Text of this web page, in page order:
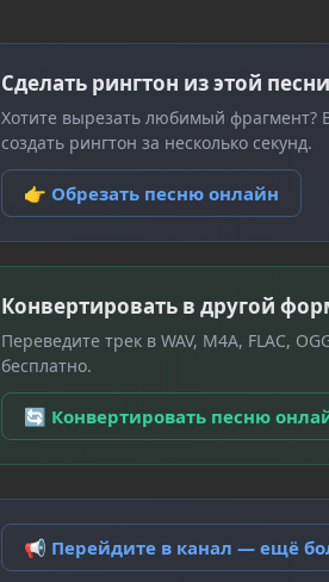
Сделать рингтон из этой песни
Хотите вырезать любимый фрагмент?
создать рингтон за несколько секунд.
👉 Обрезать песню онлайн
Конвертировать в другой
Переведите трек в WAV, M4A, FLAC,
бесплатно.
🔄 Конвертировать песню
📢 Перейдите в канал — ещё